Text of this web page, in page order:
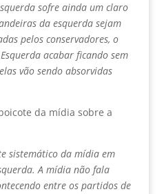
sofre ainda um claro
da esquerda sejam
pelos conservadores, o
acabar ficando sem
vão sendo absorvidas
da mídia sobre a
sistemático da mídia em
A mídia não fala
entre os partidos de